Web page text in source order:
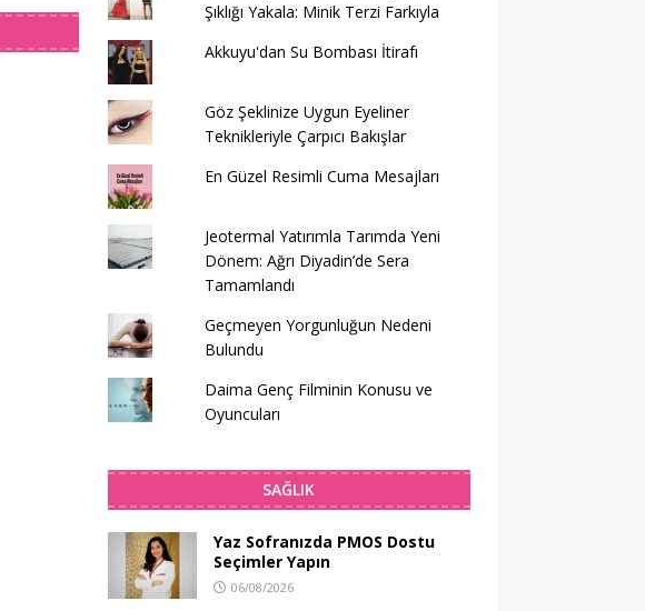
Şıklığı Yakala: Minik Terzi Farkıyla
Akkuyu'dan Su Bombası İtirafı
Göz Şeklinize Uygun Eyeliner
Teknikleriyle Çarpıcı Bakışlar
En Güzel Resimli Cuma Mesajları
Jeotermal Yatırımla Tarımda Yeni
Dönem: Ağrı Diyadin’de Sera
Tamamlandı
Geçmeyen Yorgunluğun Nedeni
Bulundu
Daima Genç Filminin Konusu ve
Oyuncuları
SAĞLIK
Yaz Sofranızda PMOS Dostu
Seçimler Yapın
06/08/2026